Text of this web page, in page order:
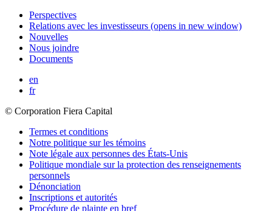
Perspectives
Relations avec les investisseurs (opens in new window)
Nouvelles
Nous joindre
Documents
en
fr
© Corporation Fiera Capital
Termes et conditions
Notre politique sur les témoins
Note légale aux personnes des États-Unis
Politique mondiale sur la protection des renseignements
personnels
Dénonciation
Inscriptions et autorités
Procédure de plainte en bref